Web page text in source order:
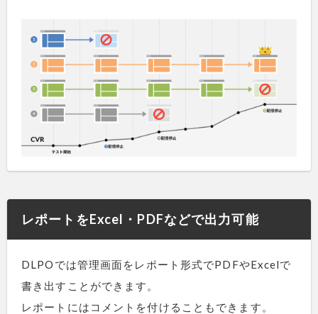
レポートをExcel・PDFなどで出力可能
DLPOでは管理画面をレポート形式でPDFやExcelで
書き出すことができます。
レポートにはコメントを付けることもできます。